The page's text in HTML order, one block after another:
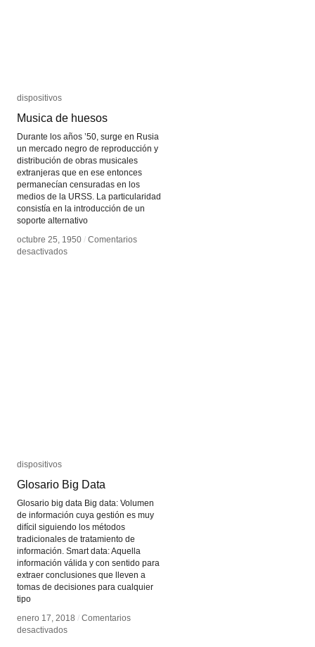
dispositivos
Musica de huesos
Durante los años ’50, surge en Rusia
un mercado negro de reproducción y
distribución de obras musicales
extranjeras que en ese entonces
permanecían censuradas en los
medios de la URSS. La particularidad
consistía en la introducción de un
soporte alternativo
octubre 25, 1950 / Comentarios
desactivadosen
dispositivos
Musica de huesos
octubre 25, 1950 / Comentarios
desactivadosen
dispositivos
Glosario Big Data
Glosario big data Big data: Volumen
de información cuya gestión es muy
difícil siguiendo los métodos
tradicionales de tratamiento de
información. Smart data: Aquella
información válida y con sentido para
extraer conclusiones que lleven a
tomas de decisiones para cualquier
tipo
enero 17, 2018 / Comentarios
desactivadosen
dispositivos
Glosario Big Data
enero 17, 2018 / Comentarios
desactivadosen